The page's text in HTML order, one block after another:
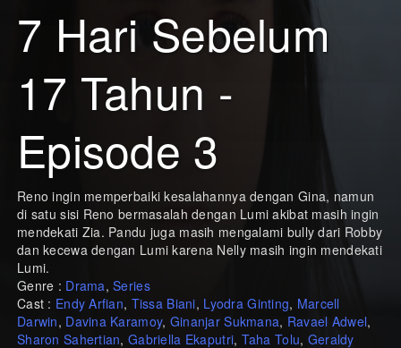
7 Hari Sebelum
17 Tahun -
Episode 3
Reno ingin memperbaiki kesalahannya dengan Gina, namun
di satu sisi Reno bermasalah dengan Lumi akibat masih ingin
mendekati Zia. Pandu juga masih mengalami bully dari Robby
dan kecewa dengan Lumi karena Nelly masih ingin mendekati
Lumi.
Genre : Drama,Series
Cast : Endy Arfian, Tissa Biani, Lyodra Ginting, Marcell
Darwin, Davina Karamoy, Ginanjar Sukmana, Ravael Adwel,
Sharon Sahertian,Gabriella Ekaputri, Taha Tolu, Geraldy